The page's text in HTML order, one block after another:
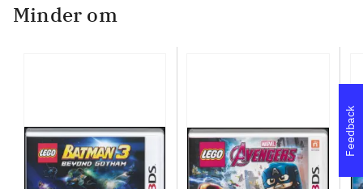
Minder om
Feedback